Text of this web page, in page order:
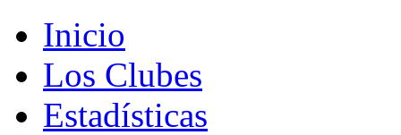
Inicio
Los Clubes
Estadísticas